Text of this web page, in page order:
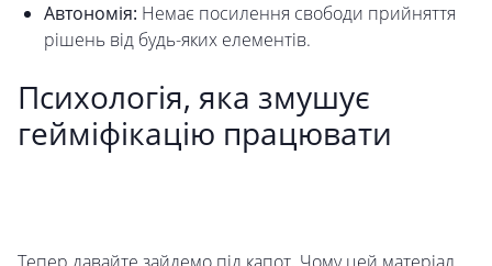
Автономія: Немає посилення свободи прийняття
рішень від будь-яких елементів.
Психологія, яка змушує
гейміфікацію працювати